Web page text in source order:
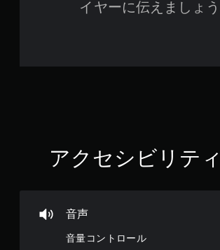
イヤーに伝えましょう
アクセシビリテ
音声
音量コントロール
が
。
ン
ロ
ル